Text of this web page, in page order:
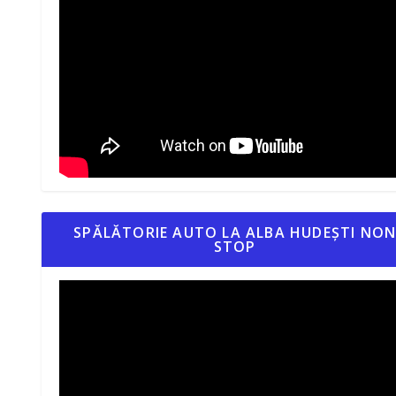
SPĂLĂTORIE AUTO LA ALBA HUDEȘTI NON
STOP